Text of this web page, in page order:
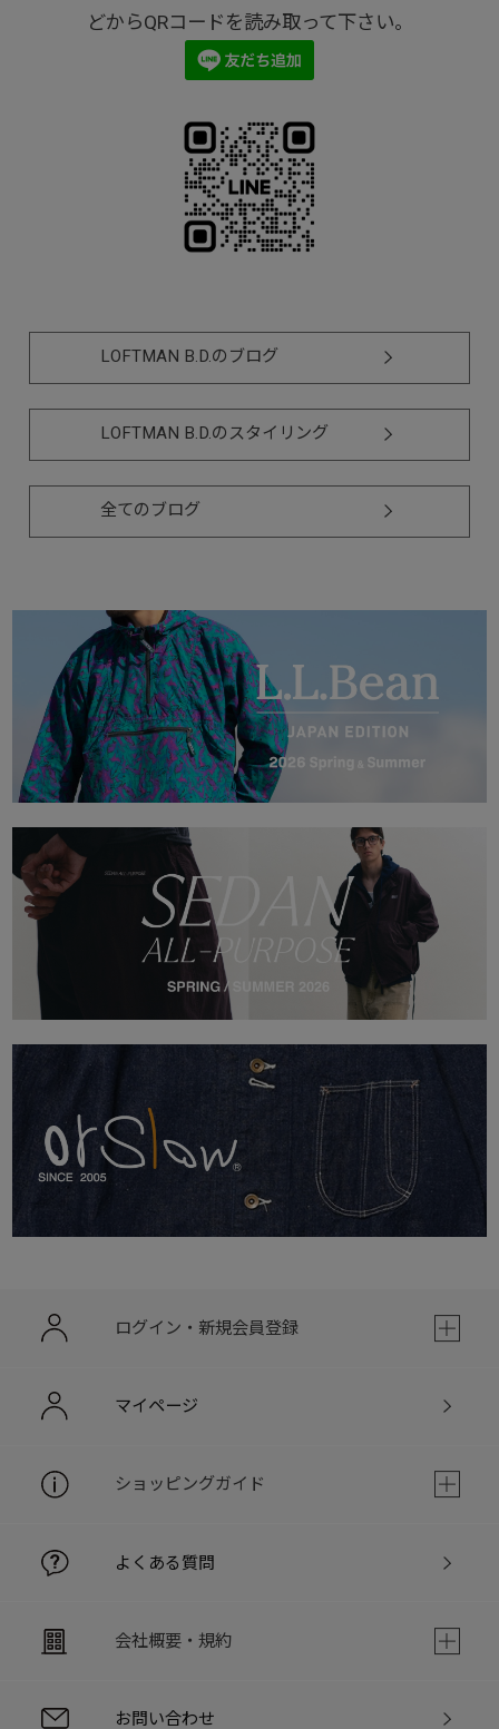
どからQRコードを読み取って下さい。
LOFTMAN B.D.のブログ
LOFTMAN B.D.のスタイリング
全てのブログ
ログイン・新規会員登録
マイページ
ショッピングガイド
よくある質問
会社概要・規約
お問い合わせ